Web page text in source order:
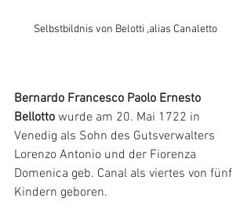
Selbstbildnis von Belotti ,alias Canaletto
Bernardo Francesco Paolo Ernesto
Bellotto wurde am 20. Mai 1722 in
Venedig als Sohn des Gutsverwalters
Lorenzo Antonio und der Fiorenza
Domenica geb. Canal als viertes von fünf
Kindern geboren.